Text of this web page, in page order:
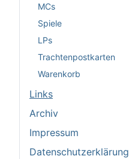
MCs
Spiele
LPs
Trachtenpostkarten
Warenkorb
Links
Archiv
Impressum
Datenschutzerklärung